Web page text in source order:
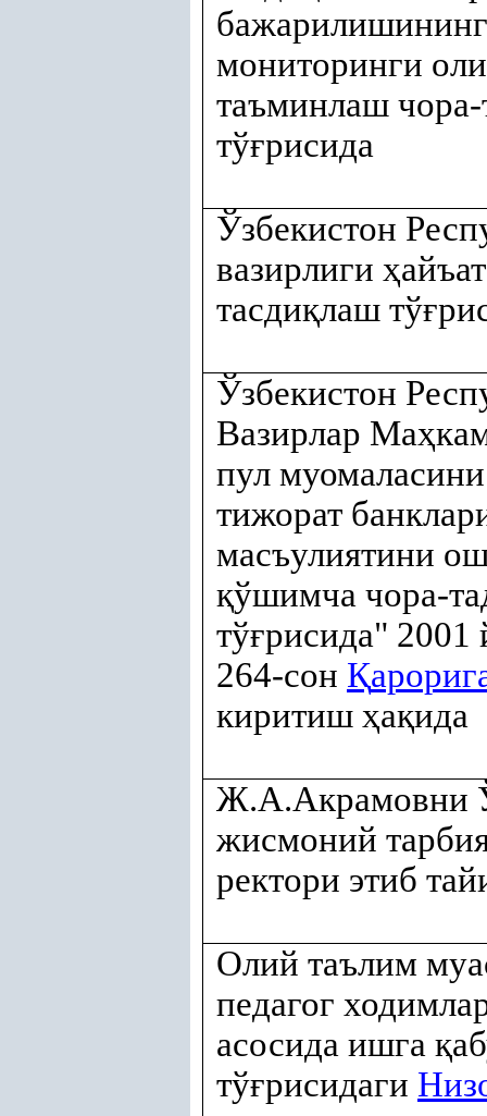
мониторинги
таъминлаш
тўғрисида
Ўзбекистон
вазирлиги ҳ
тасдиқлаш тўғ
Ўзбекистон
Вазирлар Маҳ
пул
тижорат
масъулиятини
қўшимча чора-
тўғрисида" 2001
264-сон Қ
киритиш ҳақида
Ж.А.Акрамовни
жисмоний
ректори этиб
Олий таълим
педагог
асосида ишга қ
тўғрисидаги